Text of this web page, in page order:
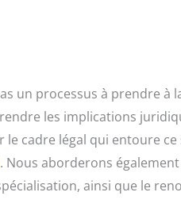
un processus à prendre à
les implications
cadre légal qui entoure ce
. Nous aborderons
ainsi que le